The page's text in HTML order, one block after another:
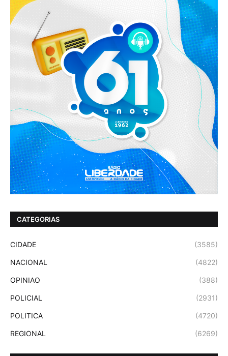
CATEGORIAS
CIDADE (3585)
NACIONAL (4822)
OPINIAO (388)
POLICIAL (2931)
POLITICA (4720)
REGIONAL (6269)